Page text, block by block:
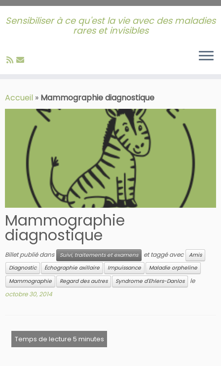
to
content
Sensibiliser à ce qu'est la vie avec des maladies
rares et invisibles
Accueil » Mammographie diagnostique
Mammographie
diagnostique
Billet publié dans Suivi, traitements et examens et taggé avec
Amis
Diagnostic
Échographie axillaire Impuissance
Maladie orpheline
Mammographie
Regard des autres Syndrome d'Ehlers-Danlos
le
octobre 30, 2014